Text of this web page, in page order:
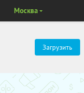
Загрузить
Москва